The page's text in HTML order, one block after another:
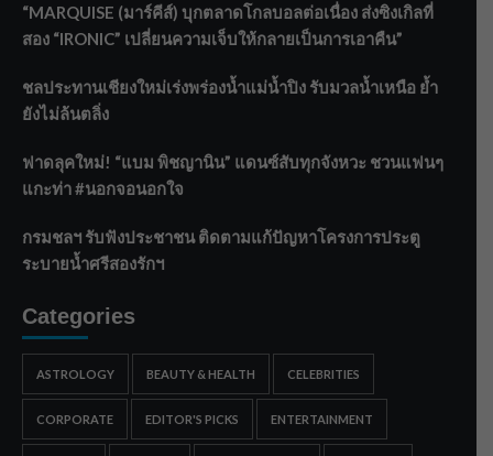
“MARQUISE (มาร์คีส์) บุกตลาดโกลบอลต่อเนื่อง ส่งซิงเกิลที่
สอง “IRONIC” เปลี่ยนความเจ็บให้กลายเป็นการเอาคืน”
ชลประทานเชียงใหม่เร่งพร่องน้ำแม่น้ำปิง รับมวลน้ำเหนือ ย้ำ
ยังไม่ล้นตลิ่ง
ฟาดลุคใหม่! “แบม พิชญานิน” แดนซ์สับทุกจังหวะ ชวนแฟนๆ
แกะท่า #นอกจอนอกใจ
กรมชลฯ รับฟังประชาชน ติดตามแก้ปัญหาโครงการประตู
ระบายน้ำศรีสองรักฯ
Categories
ASTROLOGY BEAUTY & HEALTH CELEBRITIES
CORPORATE EDITOR'S PICKS ENTERTAINMENT